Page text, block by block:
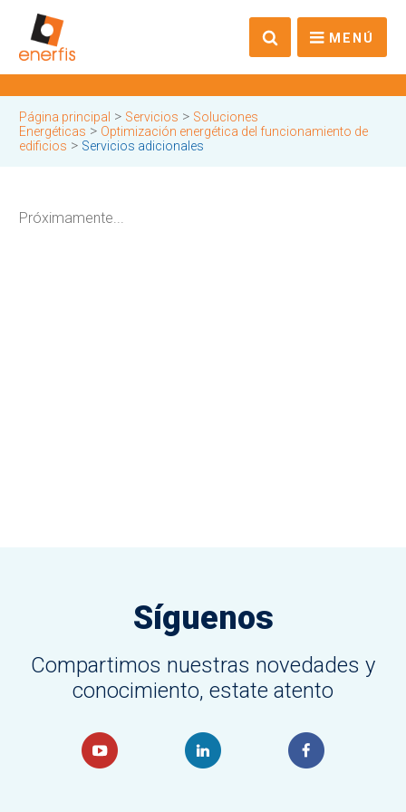
MENÚ
Página principal > Servicios > Soluciones
Energéticas > Optimización energética del funcionamiento de
edificios > Servicios adicionales
Próximamente...
Síguenos
Compartimos nuestras novedades y
conocimiento, estate atento